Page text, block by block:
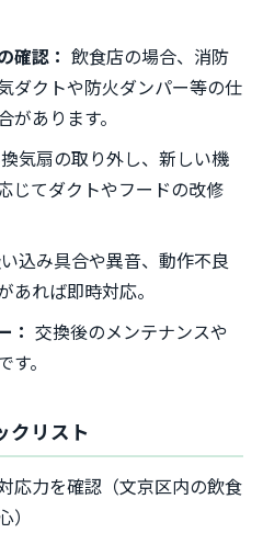
確認： 飲食店の場合、消防
ダクトや防火ダンパー等の仕
あります。
気扇の取り外し、新しい機
じてダクトやフードの改修
込み具合や異音、動作不良
あれば即時対応。
： 交換後のメンテナンスや
。
クリスト
応力を確認（文京区内の飲食